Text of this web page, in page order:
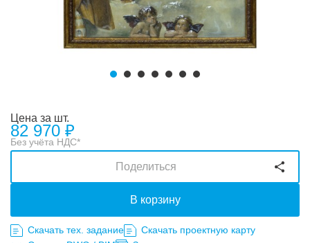
Цена за шт.
82 970 ₽
Без учёта НДС*
В корзину
Поделиться
Скачать тех. задание
Скачать проектную карту